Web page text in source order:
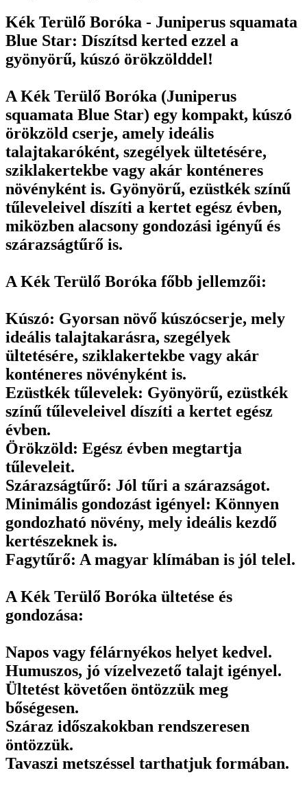
Kék Terülő Boróka - Juniperus squamata
Blue Star: Díszítsd kerted ezzel a
gyönyörű, kúszó örökzölddel!
A Kék Terülő Boróka (Juniperus
squamata Blue Star) egy kompakt, kúszó
örökzöld cserje, amely ideális
talajtakaróként, szegélyek ültetésére,
sziklakertekbe vagy akár konténeres
növényként is. Gyönyörű, ezüstkék színű
tűleveleivel díszíti a kertet egész évben,
miközben alacsony gondozási igényű és
szárazságtűrő is.
A Kék Terülő Boróka főbb jellemzői:
Kúszó: Gyorsan növő kúszócserje, mely
ideális talajtakarásra, szegélyek
ültetésére, sziklakertekbe vagy akár
konténeres növényként is.
Ezüstkék tűlevelek: Gyönyörű, ezüstkék
színű tűleveleivel díszíti a kertet egész
évben.
Örökzöld: Egész évben megtartja
tűleveleit.
Szárazságtűrő: Jól tűri a szárazságot.
Minimális gondozást igényel: Könnyen
gondozható növény, mely ideális kezdő
kertészeknek is.
Fagytűrő: A magyar klímában is jól telel.
A Kék Terülő Boróka ültetése és
gondozása:
Napos vagy félárnyékos helyet kedvel.
Humuszos, jó vízelvezető talajt igényel.
Ültetést követően öntözzük meg
bőségesen.
Száraz időszakokban rendszeresen
öntözzük.
Tavaszi metszéssel tarthatjuk formában.